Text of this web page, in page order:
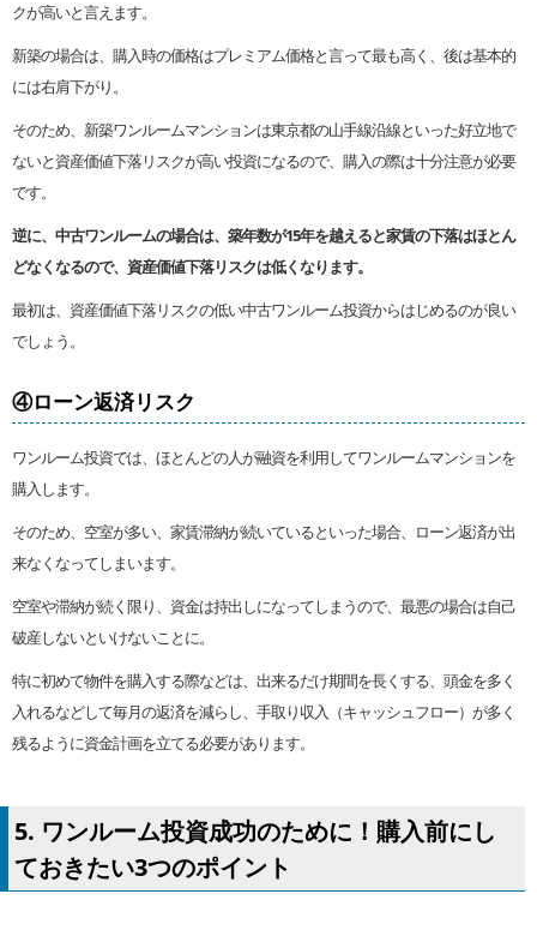
クが高いと言えます。
新築の場合は、購入時の価格はプレミアム価格と言って最も高く、後は基本的
には右肩下がり。
そのため、新築ワンルームマンションは東京都の山手線沿線といった好立地で
ないと資産価値下落リスクが高い投資になるので、購入の際は十分注意が必要
です。
逆に、中古ワンルームの場合は、築年数が15年を越えると家賃の下落はほとん
どなくなるので、資産価値下落リスクは低くなります。
最初は、資産価値下落リスクの低い中古ワンルーム投資からはじめるのが良い
でしょう。
④ローン返済リスク
ワンルーム投資では、ほとんどの人が融資を利用してワンルームマンションを
購入します。
そのため、空室が多い、家賃滞納が続いているといった場合、ローン返済が出
来なくなってしまいます。
空室や滞納が続く限り、資金は持出しになってしまうので、最悪の場合は自己
破産しないといけないことに。
特に初めて物件を購入する際などは、出来るだけ期間を長くする、頭金を多く
入れるなどして毎月の返済を減らし、手取り収入（キャッシュフロー）が多く
残るように資金計画を立てる必要があります。
5. ワンルーム投資成功のために！購入前にし
ておきたい3つのポイント